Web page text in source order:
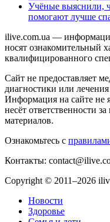
Учёные выяснили,
помогают лучше
ilive.com.ua —
носят ознакомительный
квалифицированного
Сайт не предоставляет
диагностики или
Информация на сайте не
несёт ответственности
материалов.
Ознакомьтесь с
Контакты:
Copyright © 2011–2026
Новости
Здоровье